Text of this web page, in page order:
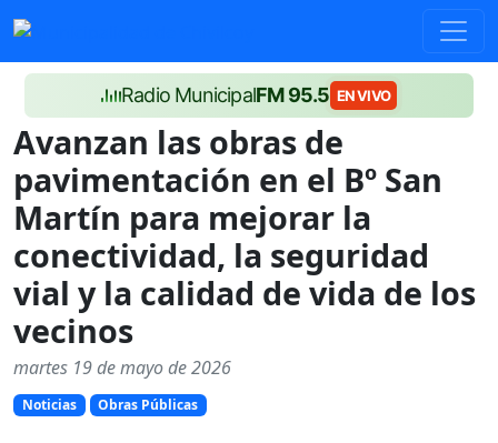
Radio MunicipalFM 95.5 EN VIVO
Avanzan las obras de
pavimentación en el Bº San
Martín para mejorar la
conectividad, la seguridad
vial y la calidad de vida de los
vecinos
martes 19 de mayo de 2026
Noticias Obras Públicas